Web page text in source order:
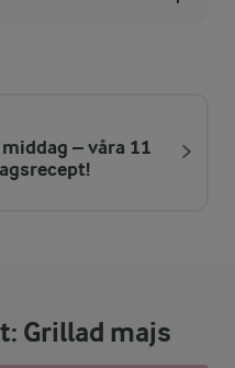
– våra 11
Grillad majs